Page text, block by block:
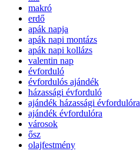
makró
erdő
apák napja
apák napi montázs
apák napi kollázs
valentin nap
évforduló
évfordulós ajándék
házassági évforduló
ajándék házassági évfordulóra
ajándék évfordulóra
városok
ősz
olajfestmény